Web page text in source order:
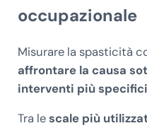
occupazionale
Misurare la spasticità
affrontare la causa
interventi più
Tra lescale più